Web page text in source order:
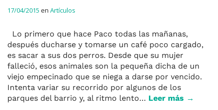
17/04/2015 en Artículos
Lo primero que hace Paco todas las mañanas,
después ducharse y tomarse un café poco cargado,
es sacar a sus dos perros. Desde que su mujer
falleció, esos animales son la pequeña dicha de un
viejo empecinado que se niega a darse por vencido.
Intenta variar su recorrido por algunos de los
parques del barrio y, al ritmo lento… Leer más →